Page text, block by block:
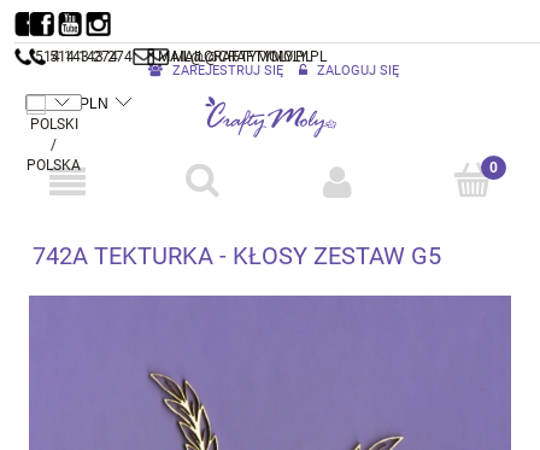
514 143 274 MAIL@CRAFTYMOLY.PL
ZAREJESTRUJ SIĘ ZALOGUJ SIĘ
514 143 274 MAIL@CRAFTYMOLY.PL
742A TEKTURKA - KŁOSY ZESTAW G5